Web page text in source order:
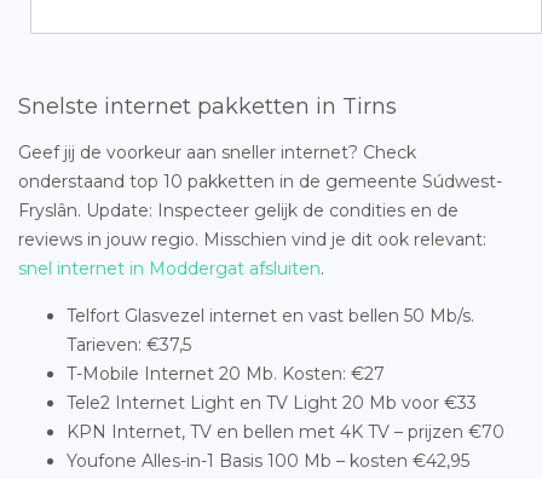
Snelste internet pakketten in Tirns
Geef jij de voorkeur aan sneller internet? Check
onderstaand top 10 pakketten in de gemeente Súdwest-
Fryslân. Update: Inspecteer gelijk de condities en de
reviews in jouw regio. Misschien vind je dit ook relevant:
snel internet in Moddergat afsluiten.
Telfort Glasvezel internet en vast bellen 50 Mb/s.
Tarieven: €37,5
T-Mobile Internet 20 Mb. Kosten: €27
Tele2 Internet Light en TV Light 20 Mb voor €33
KPN Internet, TV en bellen met 4K TV – prijzen €70
Youfone Alles-in-1 Basis 100 Mb – kosten €42,95